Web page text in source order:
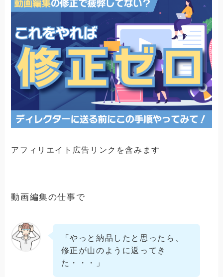
アフィリエイト広告リンクを含みます
動画編集の仕事で
「やっと納品したと思ったら、
修正が山のように返ってき
た・・・」